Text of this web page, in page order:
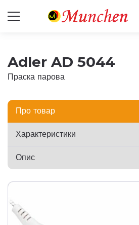
Adler AD 5044
Праска парова
Про товар
Характеристики
Опис